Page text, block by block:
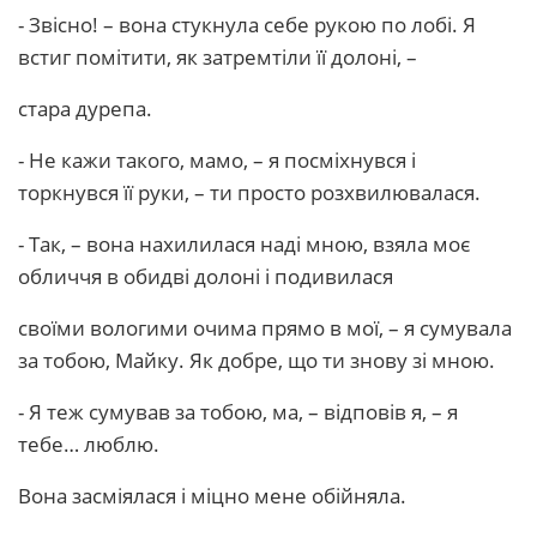
- Звісно! – вона стукнула себе рукою по лобі. Я
встиг помітити, як затремтіли її долоні, –
стара дурепа.
- Не кажи такого, мамо, – я посміхнувся і
торкнувся її руки, – ти просто розхвилювалася.
- Так, – вона нахилилася наді мною, взяла моє
обличчя в обидві долоні і подивилася
своїми вологими очима прямо в мої, – я сумувала
за тобою, Майку. Як добре, що ти знову зі мною.
- Я теж сумував за тобою, ма, – відповів я, – я
тебе… люблю.
Вона засміялася і міцно мене обійняла.